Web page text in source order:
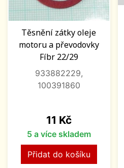
Těsnění zátky oleje
motoru a převodovky
Fíbr 22/29
933882229,
100391860
Cena
11 Kč
5 a více skladem
Přidat do košíku